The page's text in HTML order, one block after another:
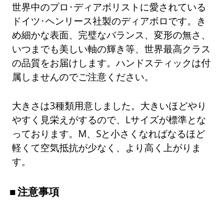
世界中のプロ･ディアボリストに愛されている
ドイツ･ヘンリース社製のディアボロです。き
め細かな表面、完璧なバランス、変形の無さ、
いつまでも美しい軸の輝き等、世界最高クラス
の品質をお届けします。ハンドスティックは付
属しませんのでご注意ください。
大きさは3種類用意しました。大きいほどやり
やすく見栄えがするので、Lサイズが標準とな
っております。M、Sと小さくなればなるほど
軽くて空気抵抗が少なく、より高く上がりま
す。
注意事項